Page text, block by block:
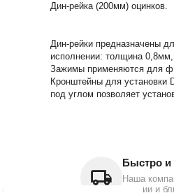
Дин-рейка (200мм) оцинков.
Дин-рейки предназначены
исполнении: толщина
Зажимы применяются для
Кронштейны для установки
под углом позволяет
Быстро и
Наша
России и